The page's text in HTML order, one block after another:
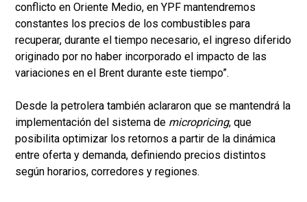
conflicto en Oriente Medio, en YPF mantendremos
constantes los precios de los combustibles para
recuperar, durante el tiempo necesario, el ingreso diferido
originado por no haber incorporado el impacto de las
variaciones en el Brent durante este tiempo”.
Desde la petrolera también aclararon que se mantendrá la
implementación del sistema de micropricing, que
posibilita optimizar los retornos a partir de la dinámica
entre oferta y demanda, definiendo precios distintos
según horarios, corredores y regiones.